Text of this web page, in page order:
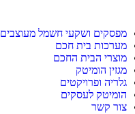
מפסקים ושקעי חשמל מעוצבים
מערכות בית חכם
מוצרי הבית החכם
מגזין הומיטק
גלריה ופרויקטים
הומיטק לעסקים
צור קשר